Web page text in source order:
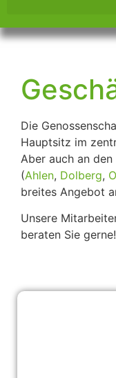
Die
Hauptsitz im
Aber auch an
(Ahlen, Dolberg,
breites Angebot
Unsere
beraten Sie gerne!